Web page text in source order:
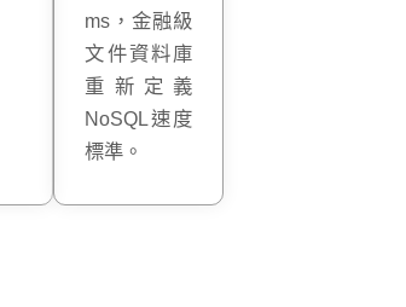
ms，金融級
文件資料庫
重新定義
NoSQL速度
標準。